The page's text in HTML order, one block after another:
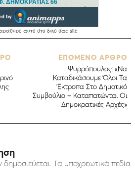
ΕΠΟΜΕΝΟ ΑΡΘΡΟ
Ψυρρόπουλος: «Να
Καταδικάσουμε Όλοι Τα
Έκτροπα Στο Δημοτικό
Συμβούλιο – Καταπατώνται Οι
Δημοκρατικές Αρχές»
Τα υποχρεωτικά πεδία